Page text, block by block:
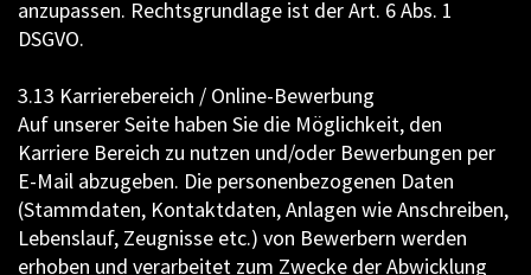
anzupassen. Rechtsgrundlage ist der Art. 6 Abs. 1
DSGVO.
3.13 Karrierebereich / Online-Bewerbung
Auf unserer Seite haben Sie die Möglichkeit, den
Karriere Bereich zu nutzen und/oder Bewerbungen per
E-Mail abzugeben. Die personenbezogenen Daten
(Stammdaten, Kontaktdaten, Anlagen wie Anschreiben,
Lebenslauf, Zeugnisse etc.) von Bewerbern werden
erhoben und verarbeitet zum Zwecke der Abwicklung